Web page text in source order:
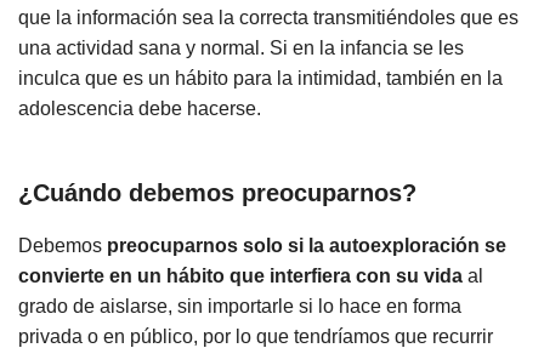
que la información sea la correcta transmitiéndoles que es
una actividad sana y normal. Si en la infancia se les
inculca que es un hábito para la intimidad, también en la
adolescencia debe hacerse.
¿Cuándo debemos preocuparnos?
Debemos preocuparnos solo si la autoexploración se
convierte en un hábito que interfiera con su vida al
grado de aislarse, sin importarle si lo hace en forma
privada o en público, por lo que tendríamos que recurrir